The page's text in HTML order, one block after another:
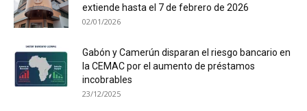
extiende hasta el 7 de febrero de 2026
02/01/2026
Gabón y Camerún disparan el riesgo bancario en
la CEMAC por el aumento de préstamos
incobrables
23/12/2025